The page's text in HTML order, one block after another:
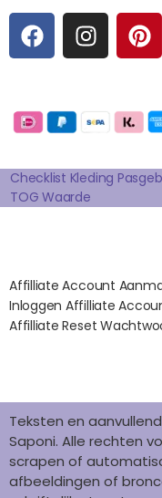
F
A
C
B
O
O
K
I
N
S
A
R
A
M
P
I
N
E
R
E
S
T
Checklist Kleding
TOG Waarde
Affilliate Account
Inloggen Affilliate
Affilliate Reset
Teksten en
Saponi. Alle rechten
scrapen of
afbeeldingen of